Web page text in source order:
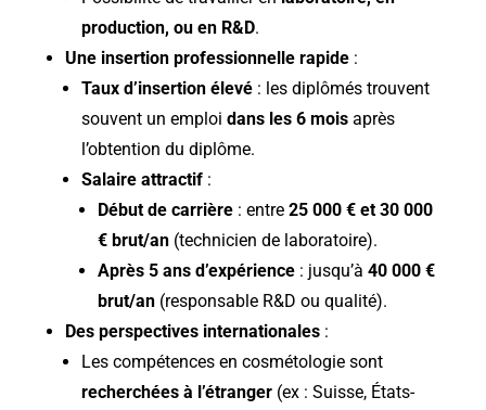
production, ou en R&D.
Une insertion professionnelle rapide :
Taux d’insertion élevé : les diplômés trouvent
souvent un emploi dans les 6 mois après
l’obtention du diplôme.
Salaire attractif :
Début de carrière : entre 25 000 € et 30 000
€ brut/an (technicien de laboratoire).
Après 5 ans d’expérience : jusqu’à 40 000 €
brut/an (responsable R&D ou qualité).
Des perspectives internationales :
Les compétences en cosmétologie sont
recherchées à l’étranger (ex : Suisse, États-